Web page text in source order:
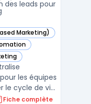
des leads pour
Marketing)
cette catégorie
cette catégorie
cette catégorie
les équipes
le cycle de vie
plateforme.
Fiche complète